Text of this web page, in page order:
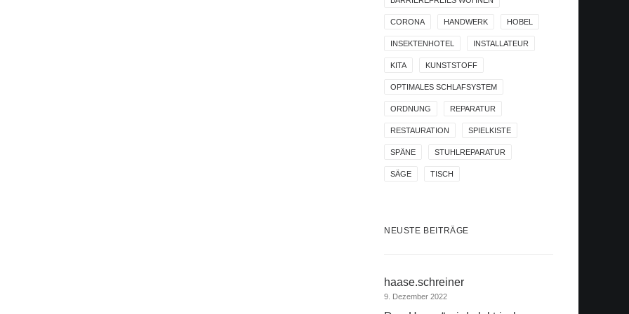
CORONA HANDWERK HOBEL
INSEKTENHOTEL INSTALLATEUR
KITA KUNSTSTOFF
OPTIMALES SCHLAFSYSTEM
ORDNUNG REPARATUR
RESTAURATION SPIELKISTE
SPÄNE STUHLREPARATUR
SÄGE TISCH
NEUSTE BEITRÄGE
haase.schreiner
9. Dezember 2022